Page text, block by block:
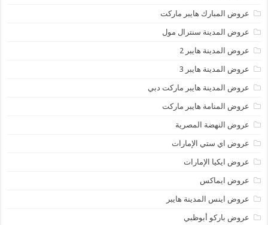
عروض المبارك هايبر ماركت
عروض المدينة سنترال مول
عروض المدينة هايبر 2
عروض المدينة هايبر 3
عروض المدينة هايبر ماركت دبي
عروض المنامة هايبر ماركت
عروض النهضة المصرية
عروض اي ستي الإمارات
عروض ايكيا الإمارات
عروض ايماكس
عروض اينس المدينة هايبر
عروض باركو أبوظبي